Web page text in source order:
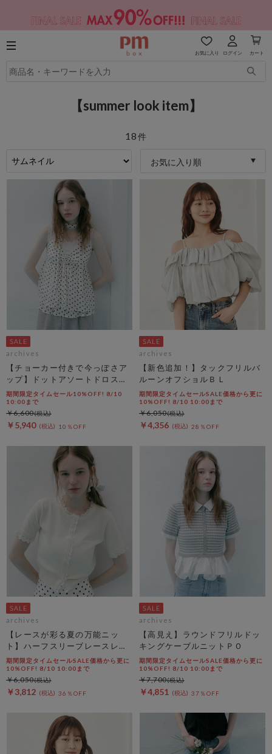
お気に入り ログイン カート
【summer look item】
18件
お気に入り順
archives
【チョーカー付きで今っぽさア
ップ】ドットアソートドロスト
キャミチュニック
期間限定タイムセール10%OFF! 8/10
10:00まで
￥5,940 10％OFF
￥6,600
archives
【新色追加！】タックフリルバ
ルーンオフショルＢＬ
期間限定タイムセールSALE価格から更に
10%OFF! 8/10 10:00まで
￥4,356 28％OFF
￥6,050
archives
【レースが彩る夏の万能ニッ
ト】ハーフスリーブレースレイ
ヤードニットカーディガン
期間限定タイムセールSALE価格から更に
10%OFF! 8/10 10:00まで
￥3,812 36％OFF
￥6,050
archives
【高見え】ラウンドフリルドッ
キングケーブルニットＰＯ
期間限定タイムセールSALE価格から更に
10%OFF! 8/10 10:00まで
￥4,851 37％OFF
￥7,700